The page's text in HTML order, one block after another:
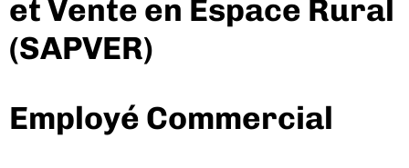
et Vente en Espace Rural
(SAPVER)
Employé Commercial